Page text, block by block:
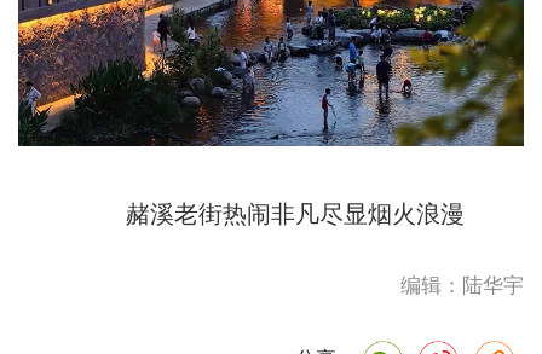
赭溪老街热闹非凡尽显烟火浪漫
编辑：陆华宇